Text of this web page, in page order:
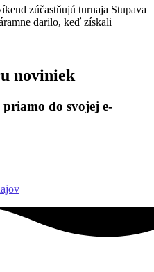
zúčastňujú turnaja Stupava
darilo, keď získali
noviniek
do svojej e-